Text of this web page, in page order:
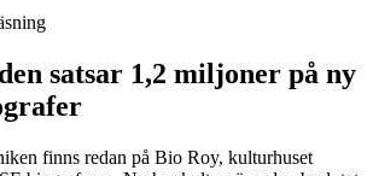
satsar 1,2 miljoner på ny
finns redan på Bio Roy, kulturhuset